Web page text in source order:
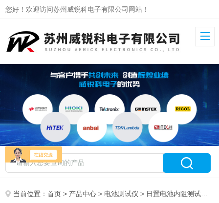
您好！欢迎访问苏州威锐科电子有限公司网站！
当前位置：首页 > 产品中心 > 电池测试仪 > 日置电池内阻测试仪